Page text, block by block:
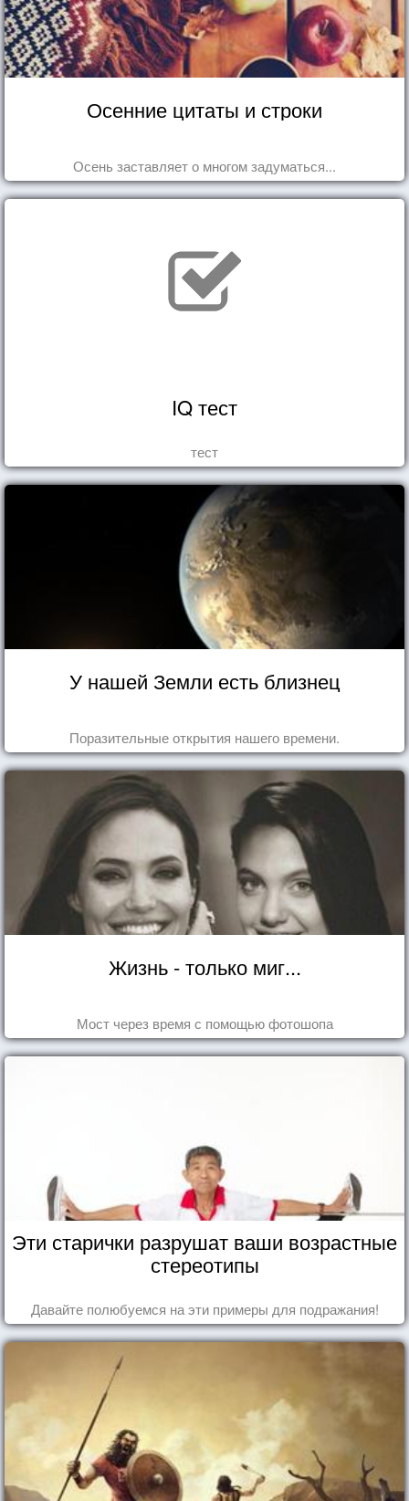
Осенние цитаты и строки
Осень заставляет о многом задуматься...
IQ тест
тест
У нашей Земли есть близнец
Поразительные открытия нашего времени.
Жизнь - только миг...
Мост через время с помощью фотошопа
Эти старички разрушат ваши возрастные
стереотипы
Давайте полюбуемся на эти примеры для подражания!